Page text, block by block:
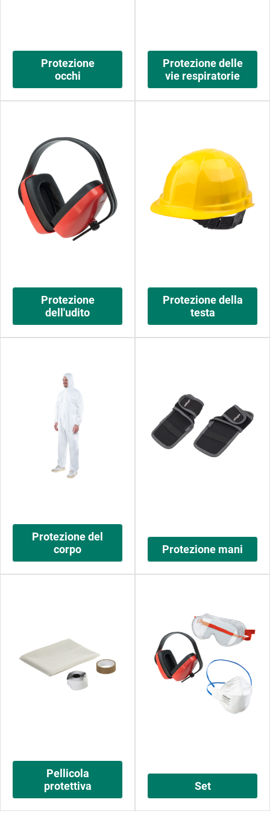
Protezione
occhi
Protezione delle
vie respiratorie
Protezione
dell'udito
Protezione della
testa
Protezione del
corpo
Protezione mani
Pellicola
protettiva
Set